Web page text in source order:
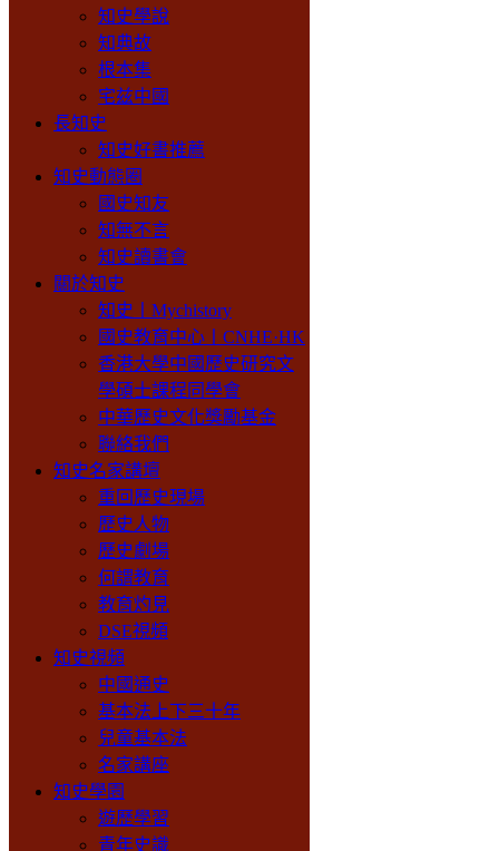
知史學說
知典故
根本集
宅兹中國
長知史
知史好書推薦
知史動態圈
國史知友
知無不言
知史讀書會
關於知史
知史丨Mychistory
國史教育中心丨CNHE·HK
香港大學中國歷史研究文
學碩士課程同學會
中華歷史文化獎勵基金
聯絡我們
知史名家講壇
重回歷史現場
歷史人物
歷史劇場
何謂教育
教育灼見
DSE視頻
知史視頻
中國通史
基本法上下三十年
兒童基本法
名家講座
知史學園
遊歷學習
青年史識